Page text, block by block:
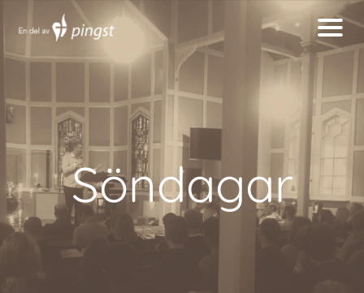
Söndagar